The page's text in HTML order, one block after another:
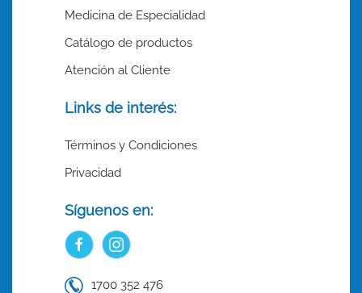
Medicina de Especialidad
Catálogo de productos
Atención al Cliente
Links de interés:
Términos y Condiciones
Privacidad
Síguenos en:
1700 352 476